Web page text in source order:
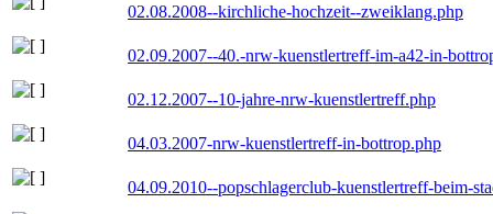
02.08.2008--kirchliche-hochzeit--zweiklang.php
02.09.2007--40.-nrw-kuenstlertreff-im-a42-in-
02.12.2007--10-jahre-nrw-kuenstlertreff.php
04.03.2007-nrw-kuenstlertreff-in-bottrop.php
04.09.2010--popschlagerclub-kuenstlertreff-beim-